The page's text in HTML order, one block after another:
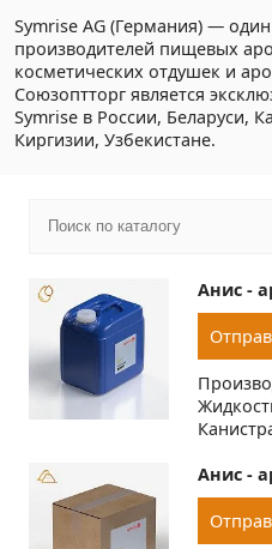
Symrise AG (Германия) —
производителей пищевых
косметических отдушек и
Союзоптторг является
Symrise в России, Беларуси,
Киргизии, Узбекистане.
Анис -
Анис -